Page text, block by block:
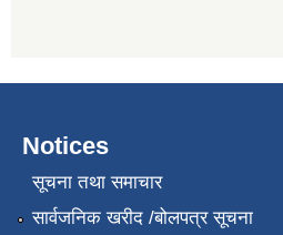
Notices
सूचना तथा समाचार
सार्वजनिक खरीद /बोलपत्र सूचना